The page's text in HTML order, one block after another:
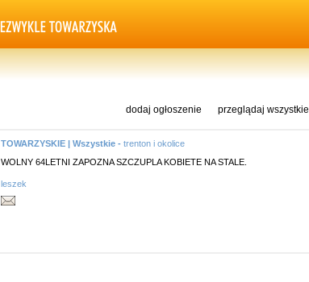
dodaj ogłoszenie przeglądaj wszystkie
TOWARZYSKIE | Wszystkie - trenton i okolice
WOLNY 64LETNI ZAPOZNA SZCZUPLA KOBIETE NA STALE.
leszek